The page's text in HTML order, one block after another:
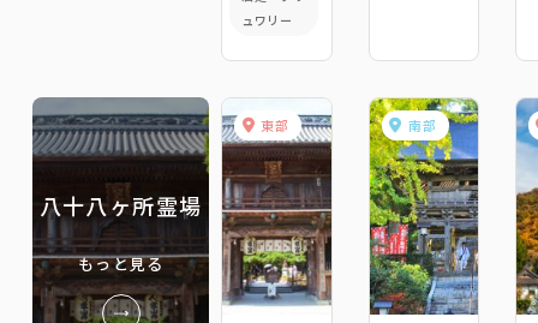
ュワリー
八十八ヶ所霊場
もっと見る
東部 南部